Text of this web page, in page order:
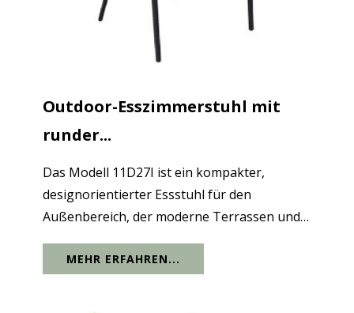
Outdoor-Esszimmerstuhl mit
runder...
Das Modell 11D27I ist ein kompakter,
designorientierter Essstuhl für den
Außenbereich, der moderne Terrassen und
was auffällt, ist die abgerundete
MEHR ERFAHREN...